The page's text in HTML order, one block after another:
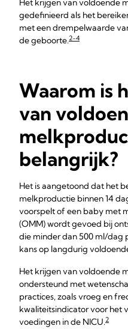
Het krijgen van voldoende
gedefinieerd als het
met een drempelwaarde
de geboorte.2-4
Waarom is
van
belangrijk?
Het is aangetoond dat het
melkproductie binnen 14
voorspelt of een baby met
(OMM) wordt gevoed bij
die minder dan 500 ml/dag
kans op langdurig
Het krijgen van voldoende
ondersteund met
practices, zoals vroeg en
kwaliteitsindicator voor het
voedingen in de NICU.2